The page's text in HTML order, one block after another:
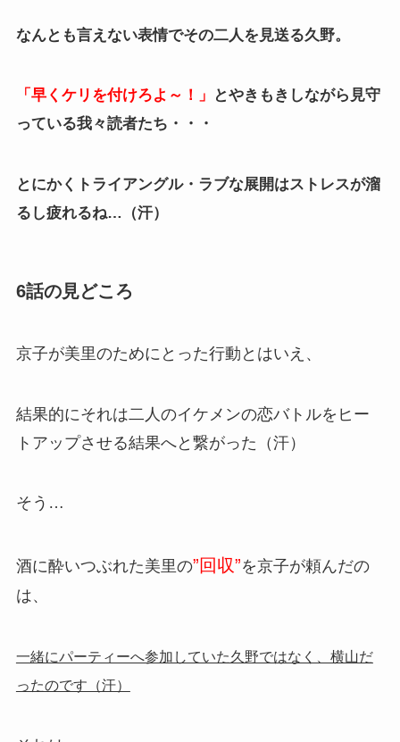
なんとも言えない表情でその二人を見送る久野。
「早くケリを付けろよ～！」
とやきもきしながら見守
っている我々読者たち・・・
とにかくトライアングル・ラブな展開はストレスが溜
るし疲れるね…（汗）
6話の見どころ
京子が美里のためにとった行動とはいえ、
結果的にそれは二人のイケメンの恋バトルをヒー
トアップさせる結果へと繋がった（汗）
そう…
酒に酔いつぶれた美里の”回収”を京子が頼んだの
は、
一緒にパーティーへ参加していた久野ではなく、横山だ
ったのです（汗）